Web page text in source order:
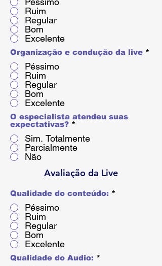
Ruim
Regular
Bom
Excelente
Organização e condução da live *
Péssimo
Ruim
Regular
Bom
Excelente
O especialista atendeu suas
expectativas? *
Sim. Totalmente
Parcialmente
Não
Avaliação da Live
Qualidade do conteúdo: *
Péssimo
Ruim
Regular
Bom
Excelente
Qualidade do Audio: *